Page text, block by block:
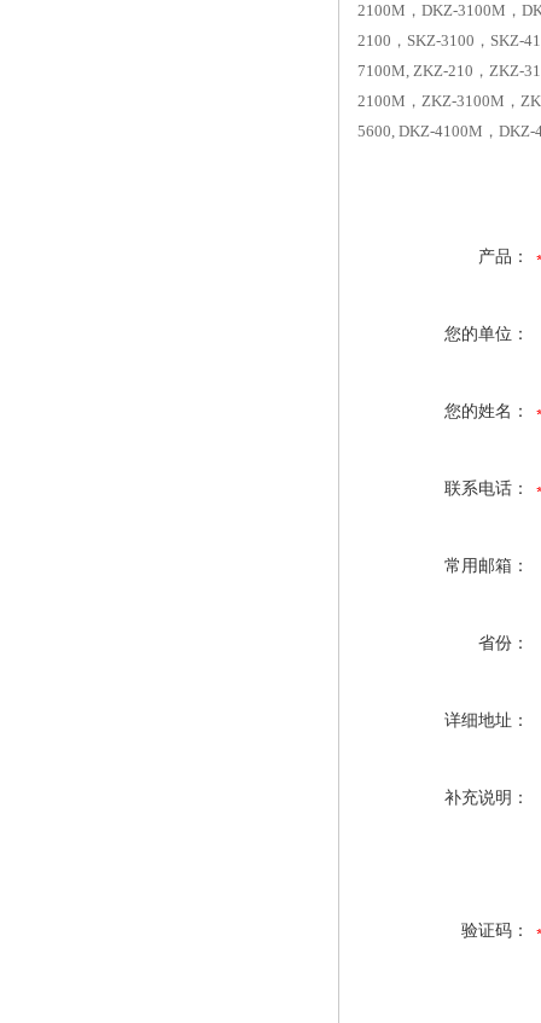
2100M，DKZ-3100M，
2100，SKZ-3100，SKZ-
7100M, ZKZ-210，ZKZ-
2100M，ZKZ-3100M，
5600, DKZ-4100M，
产品：
您的单位：
您的姓名：
联系电话：
常用邮箱：
省份：
详细地址：
补充说明：
验证码：